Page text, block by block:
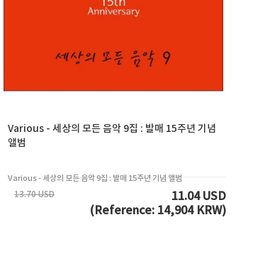
Various - 세상의 모든 음악 9집 : 발매 15주년 기념
앨범
Various - 세상의 모든 음악 9집 : 발매 15주년 기념 앨범
13.70 USD
11.04 USD
(Reference: 14,904 KRW)